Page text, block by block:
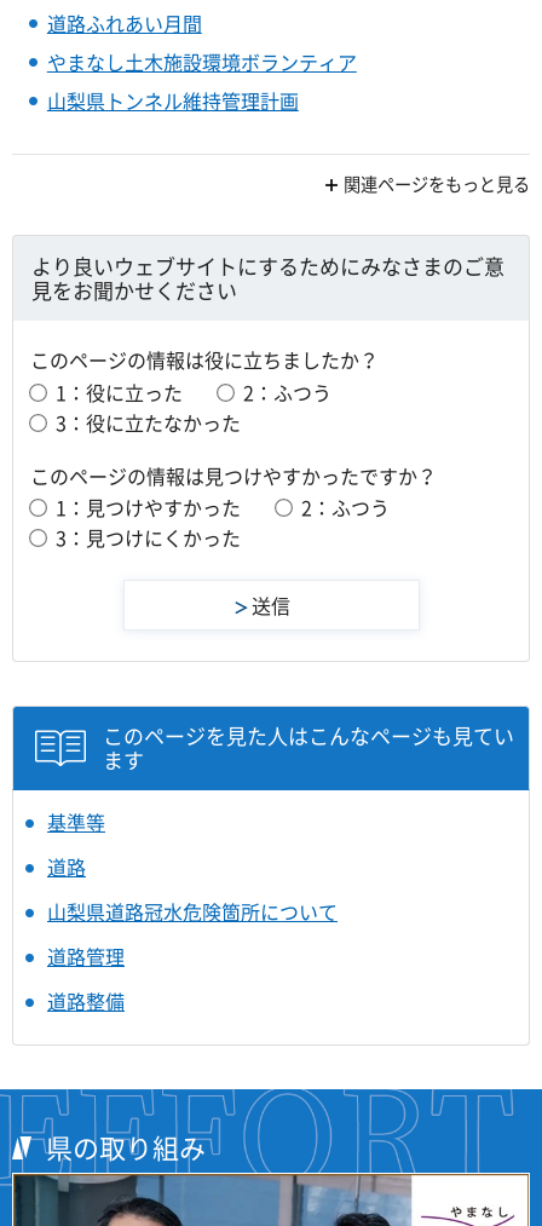
道路ふれあい月間
やまなし土木施設環境ボランティア
山梨県トンネル維持管理計画
関連ページをもっと見る
より良いウェブサイトにするためにみなさまのご意
見をお聞かせください
このページの情報は役に立ちましたか？
1：役に立った
2：ふつう
3：役に立たなかった
このページの情報は見つけやすかったですか？
1：見つけやすかった
2：ふつう
3：見つけにくかった
このページを見た人はこんなページも見てい
ます
基準等
道路
山梨県道路冠水危険箇所について
道路管理
道路整備
県の取り組み